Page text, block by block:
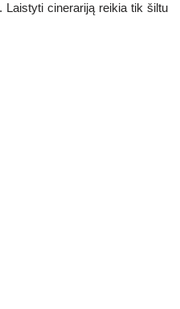
Laistyti cinerariją reikia tik šiltu